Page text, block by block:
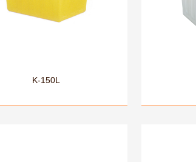
K-150L